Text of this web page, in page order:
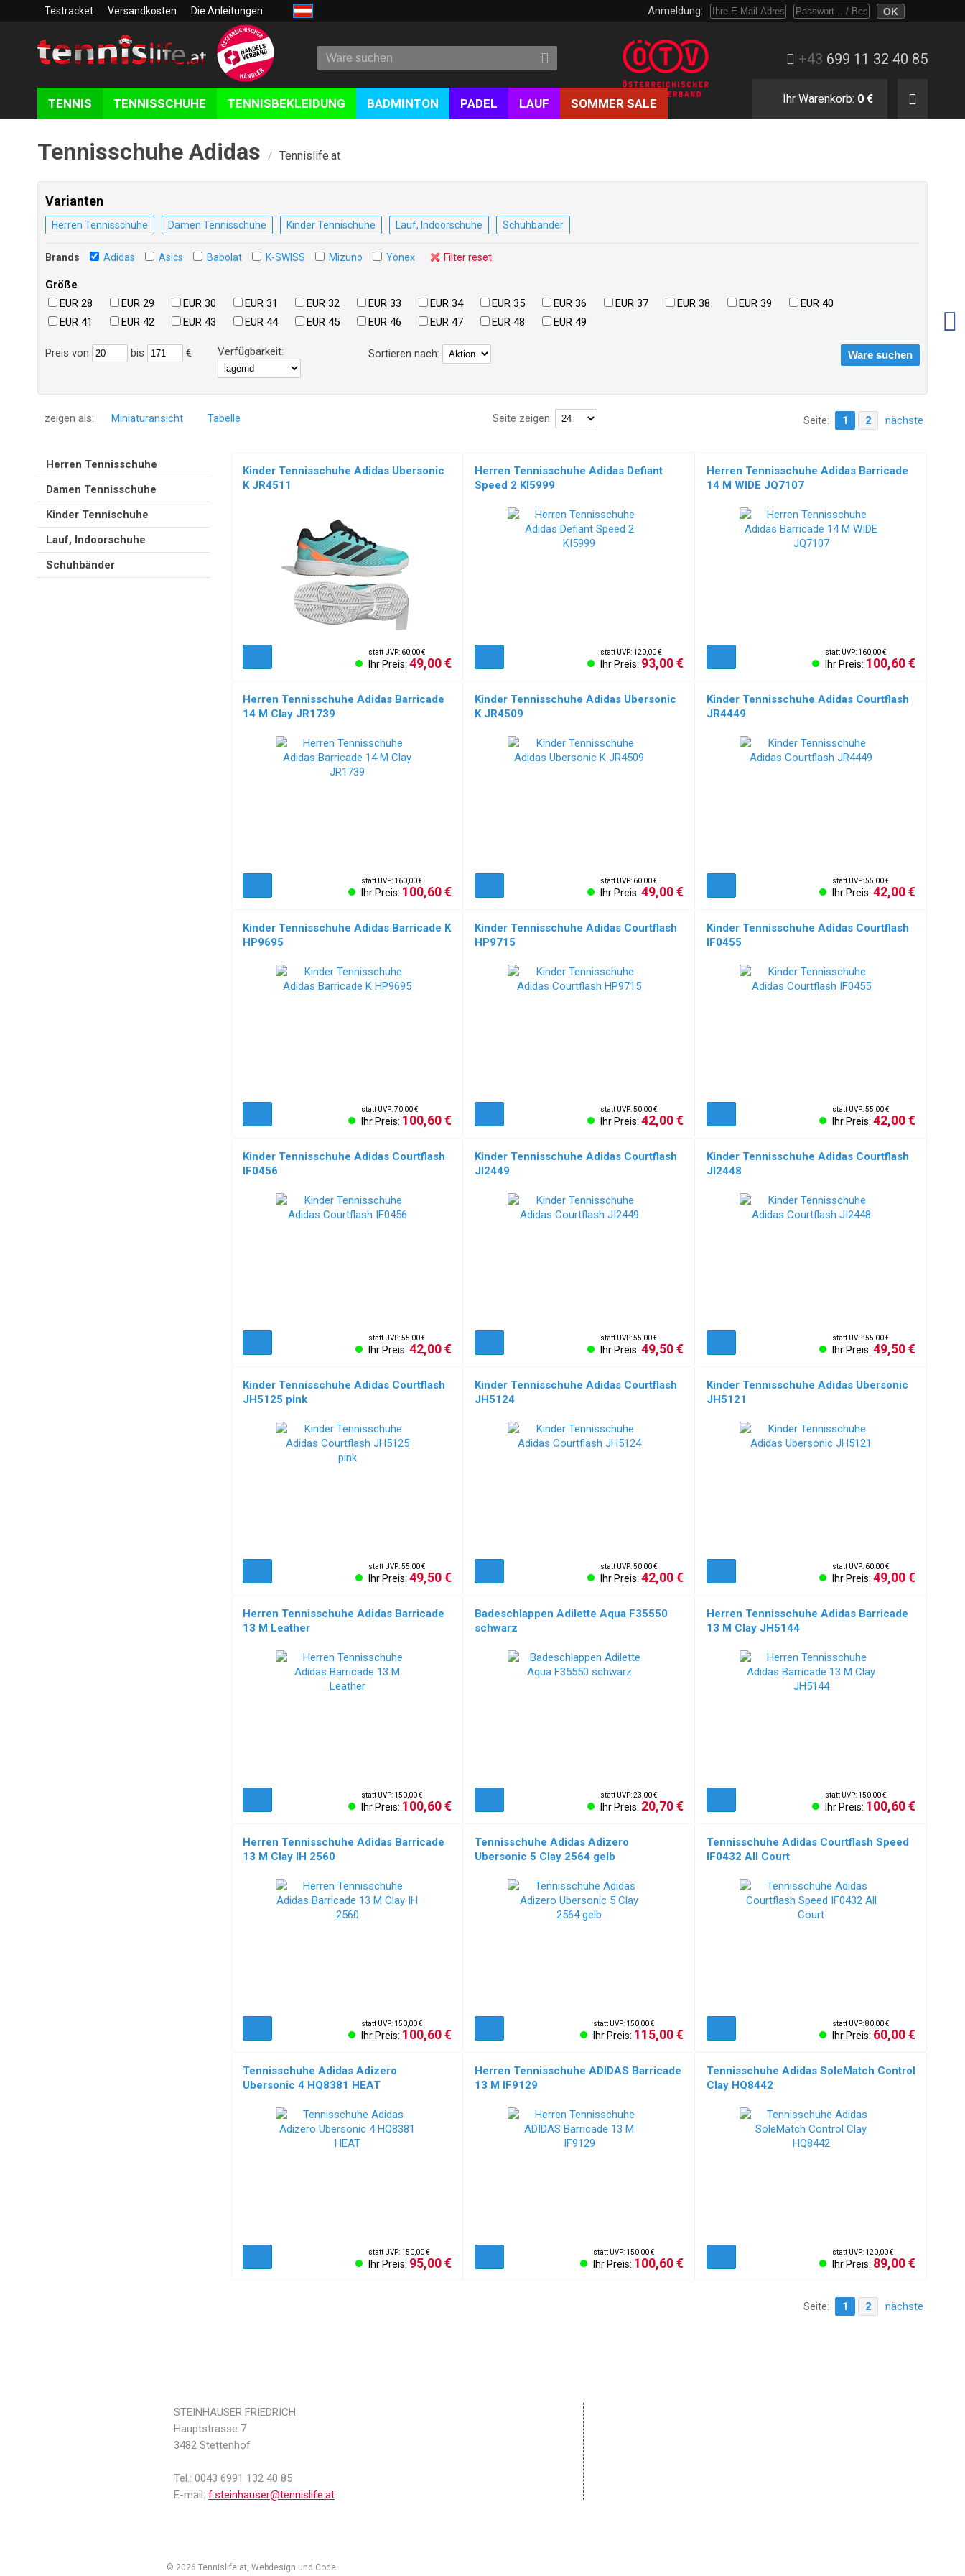
Testracket Versandkosten Die Anleitungen Anmeldung:
+43 699 11 32 40 85
TENNIS TENNISSCHUHE TENNISBEKLEIDUNG BADMINTON PADEL LAUF SOMMER SALE Ihr Warenkorb: 0 €
Tennisschuhe Adidas / Tennislife.at
Varianten
Herren Tennisschuhe Damen Tennisschuhe Kinder Tennischuhe Lauf, Indoorschuhe Schuhbänder
Brands Adidas Asics Babolat K-SWISS Mizuno Yonex Filter reset
Größe
EUR 28
EUR 29 EUR 30 EUR 31 EUR 32 EUR 33 EUR 34 EUR 35 EUR 36 EUR 37 EUR 38 EUR 39
EUR 40
EUR 41
EUR 42 EUR 43 EUR 44 EUR 45 EUR 46 EUR 47 EUR 48 EUR 49
Preis von bis € Verfügbarkeit: Sortieren nach:
Seite: 1 2 nächste
Seite zeigen:
zeigen als: Miniaturansicht Tabelle
Herren Tennisschuhe
Damen Tennisschuhe
Kinder Tennischuhe
Lauf, Indoorschuhe
Schuhbänder
Kinder Tennisschuhe Adidas Ubersonic
K JR4511
statt UVP: 60,00 €
Ihr Preis: 49,00 €
Herren Tennisschuhe Adidas Defiant
Speed 2 KI5999
statt UVP: 120,00 €
Ihr Preis: 93,00 €
Herren Tennisschuhe Adidas Barricade
14 M WIDE JQ7107
statt UVP: 160,00 €
Ihr Preis: 100,60 €
Herren Tennisschuhe Adidas Barricade
14 M Clay JR1739
statt UVP: 160,00 €
Ihr Preis: 100,60 €
Kinder Tennisschuhe Adidas Ubersonic
K JR4509
statt UVP: 60,00 €
Ihr Preis: 49,00 €
Kinder Tennisschuhe Adidas Courtflash
JR4449
statt UVP: 55,00 €
Ihr Preis: 42,00 €
Kinder Tennisschuhe Adidas Barricade K
HP9695
statt UVP: 70,00 €
Ihr Preis: 100,60 €
Kinder Tennisschuhe Adidas Courtflash
HP9715
statt UVP: 50,00 €
Ihr Preis: 42,00 €
Kinder Tennisschuhe Adidas Courtflash
IF0455
statt UVP: 55,00 €
Ihr Preis: 42,00 €
Kinder Tennisschuhe Adidas Courtflash
IF0456
statt UVP: 55,00 €
Ihr Preis: 42,00 €
Kinder Tennisschuhe Adidas Courtflash
JI2449
statt UVP: 55,00 €
Ihr Preis: 49,50 €
Kinder Tennisschuhe Adidas Courtflash
JI2448
statt UVP: 55,00 €
Ihr Preis: 49,50 €
Kinder Tennisschuhe Adidas Courtflash
JH5125 pink
statt UVP: 55,00 €
Ihr Preis: 49,50 €
Kinder Tennisschuhe Adidas Courtflash
JH5124
statt UVP: 50,00 €
Ihr Preis: 42,00 €
Kinder Tennisschuhe Adidas Ubersonic
JH5121
statt UVP: 60,00 €
Ihr Preis: 49,00 €
Herren Tennisschuhe Adidas Barricade
13 M Leather
statt UVP: 150,00 €
Ihr Preis: 100,60 €
Badeschlappen Adilette Aqua F35550
schwarz
statt UVP: 23,00 €
Ihr Preis: 20,70 €
Herren Tennisschuhe Adidas Barricade
13 M Clay JH5144
statt UVP: 150,00 €
Ihr Preis: 100,60 €
Herren Tennisschuhe Adidas Barricade
13 M Clay IH 2560
statt UVP: 150,00 €
Ihr Preis: 100,60 €
Tennisschuhe Adidas Adizero
Ubersonic 5 Clay 2564 gelb
statt UVP: 150,00 €
Ihr Preis: 115,00 €
Tennisschuhe Adidas Courtflash Speed
IF0432 All Court
statt UVP: 80,00 €
Ihr Preis: 60,00 €
Tennisschuhe Adidas Adizero
Ubersonic 4 HQ8381 HEAT
statt UVP: 150,00 €
Ihr Preis: 95,00 €
Herren Tennisschuhe ADIDAS Barricade
13 M IF9129
statt UVP: 150,00 €
Ihr Preis: 100,60 €
Tennisschuhe Adidas SoleMatch Control
Clay HQ8442
statt UVP: 120,00 €
Ihr Preis: 89,00 €
Seite: 1 2 nächste
STEINHAUSER FRIEDRICH
Hauptstrasse 7
3482 Stettenhof
Tel.: 0043 6991 132 40 85
E-mail: f.steinhauser@tennislife.at
© 2026 Tennislife.at, Webdesign und Code